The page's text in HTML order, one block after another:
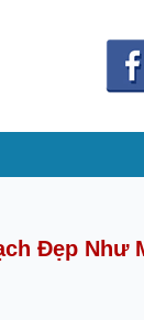
Đẹp Như